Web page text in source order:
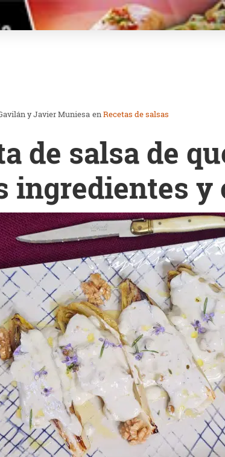
y Javier Muniesa enRecetas de salsas
de salsa de
ingredientes y